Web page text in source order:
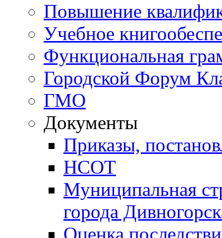
Повышение
Учебное
Функциональная
Городской Форум
ГМО
Документы
Приказы,
НСОТ
Муниципальная
города